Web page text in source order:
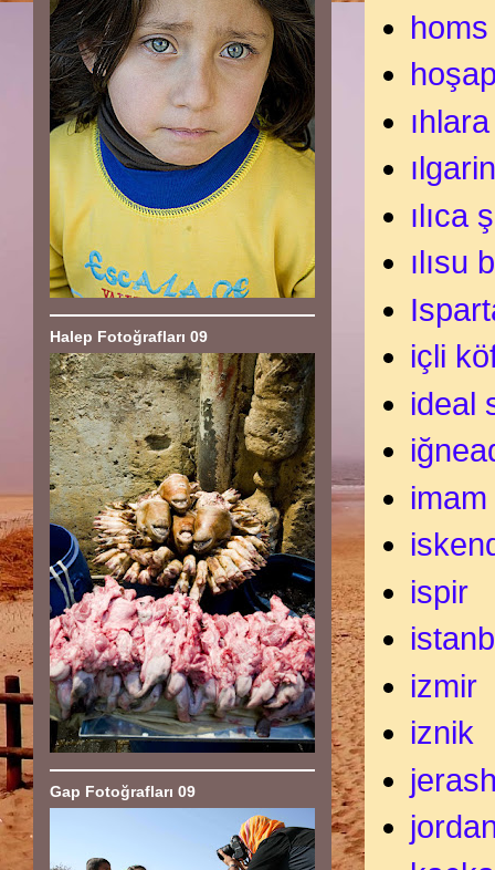
homs
ıhlara
ılıca
ılısu
içli
ideal
ispir
izmir
iznik
Halep Fotoğrafları 09
Gap Fotoğrafları 09